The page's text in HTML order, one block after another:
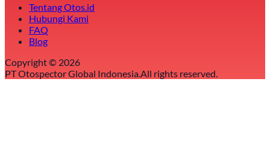
Tentang Otos.id
Hubungi Kami
FAQ
Blog
Copyright © 2026
PT Otospector Global Indonesia. All rights reserved.